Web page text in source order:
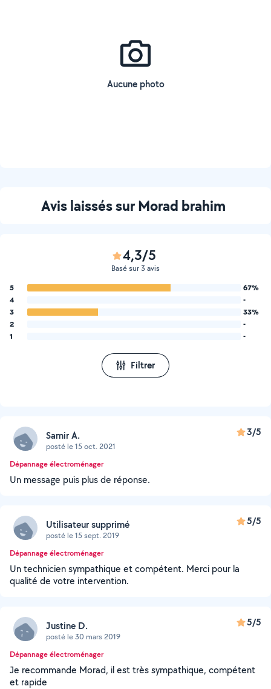
Aucune photo
Avis laissés sur Morad brahim
4,3/5
Basé sur 3 avis
5
67%
4
-
3
33%
2
-
1
-
Filtrer
Samir A.
posté le 15 oct. 2021
3/5
Dépannage électroménager
Un message puis plus de réponse.
Utilisateur supprimé
posté le 15 sept. 2019
5/5
Dépannage électroménager
Un technicien sympathique et compétent. Merci pour la
qualité de votre intervention.
Justine D.
posté le 30 mars 2019
5/5
Dépannage électroménager
Je recommande Morad, il est très sympathique, compétent
et rapide